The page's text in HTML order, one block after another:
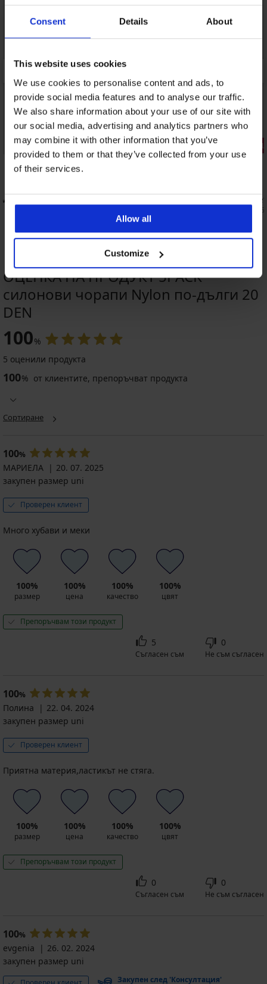
Consent Details About
This website uses cookies
We use cookies to personalise content and ads, to
provide social media features and to analyse our traffic.
We also share information about your use of our site with
our social media, advertising and analytics partners who
may combine it with other information that you’ve
provided to them or that they’ve collected from your use
of their services.
Allow all
Customize
2+1 БЕЗПЛАТНО 2+1
Чорапи
ОЦЕНКА НА ПРОДУКТ 5PACK
силонови чорапи Nylon по-дълги 20
DEN
100%
5 оценили продукта
100% от клиентите, препоръчват продукта
Сортиране
100%
МАРИЕЛА
20. 07. 2025
закупен размер uni
Проверен клиент
Много хубави и меки
100%
размер
100%
цена
100%
качество
100%
цвят
Препоръчвам този продукт
5
Съгласен съм
0
Не съм съгласен
100%
Полина
22. 04. 2024
закупен размер uni
Проверен клиент
Приятна материя,ластикът не стяга.
100%
размер
100%
цена
100%
качество
100%
цвят
Препоръчвам този продукт
0
Съгласен съм
0
Не съм съгласен
100%
evgenia
26. 02. 2024
закупен размер uni
Закупен след 'Консултация'